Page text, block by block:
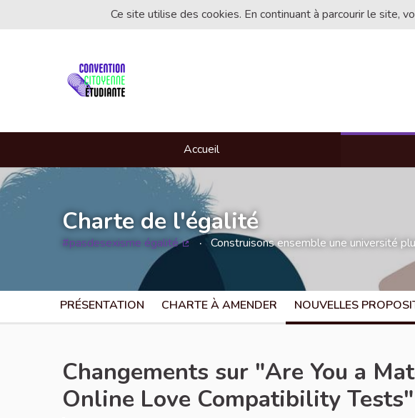
Ce site utilise des cookies. En continuant à parcourir le site,
Accueil
Charte de l'égalité
#pasdesexisme égalité Construisons ensemble une université
PRÉSENTATION CHARTE À AMENDER NOUVELLES
Changements sur "Are You a
Online Love Compatibility Tests"